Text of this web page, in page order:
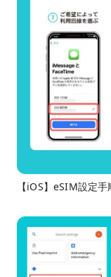
【iOS】eSIM設定手